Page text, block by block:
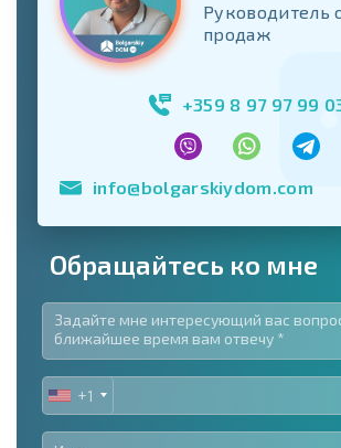
Руководитель
продаж
+359 8 97 97 99
info@bolgarskiydom.com
Обращайтесь ко мне
UNITED
STATES
+1
+1